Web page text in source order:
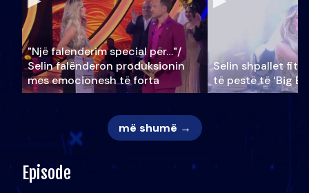
"Një falenderim special për…"/
Selin falënderon produksionin
mes emocionesh të forta
Selin shpallet
të pestë të ‘Big
më shumë →
Episode